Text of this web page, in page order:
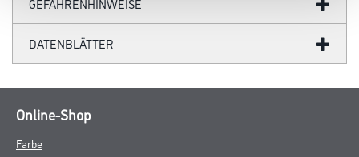
GEFAHRENHINWEISE
DATENBLÄTTER
Online-Shop
Farbe